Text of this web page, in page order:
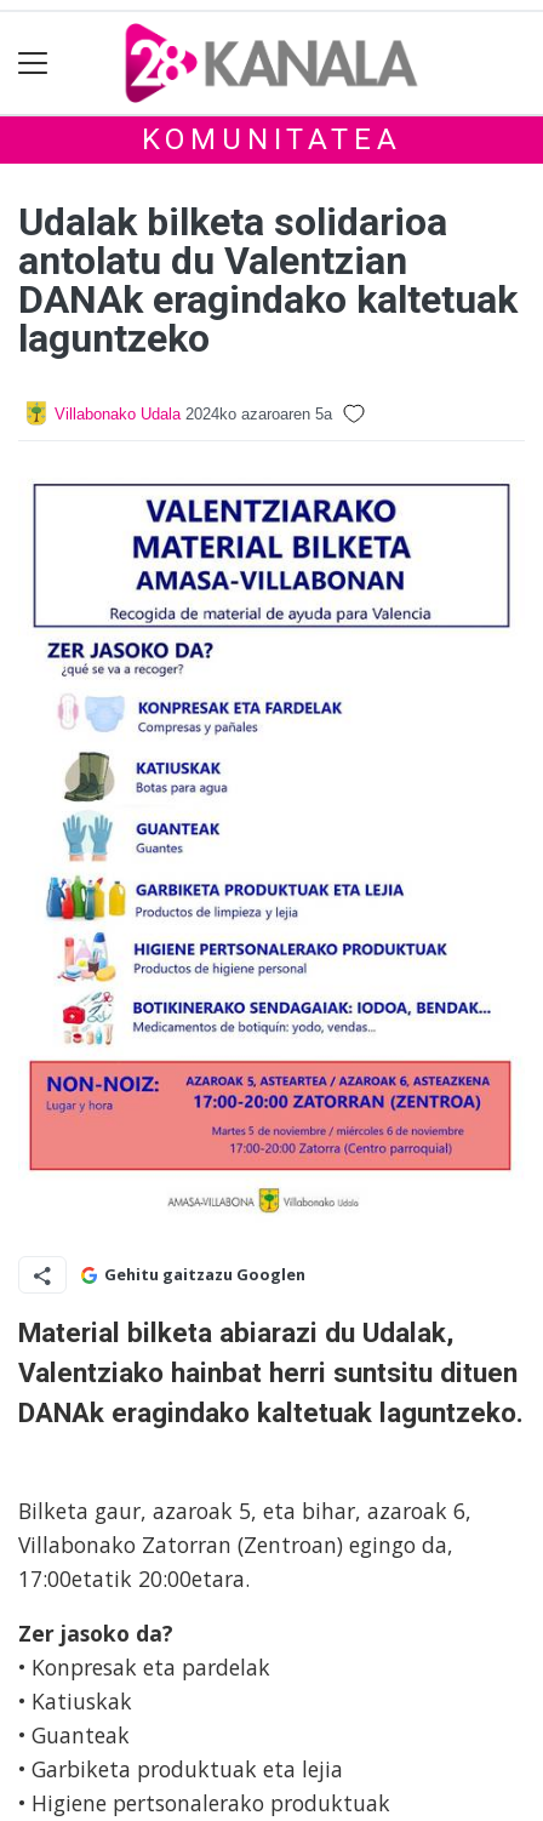
KOMUNITATEA
Udalak bilketa solidarioa
antolatu du Valentzian
DANAk eragindako kaltetuak
laguntzeko
Villabonako Udala 2024ko azaroaren 5a
Gehitu gaitzazu Googlen
Material bilketa abiarazi du Udalak,
Valentziako hainbat herri suntsitu dituen
DANAk eragindako kaltetuak laguntzeko.
Bilketa gaur, azaroak 5, eta bihar, azaroak 6,
Villabonako Zatorran (Zentroan) egingo da,
17:00etatik 20:00etara.
Zer jasoko da?
• Konpresak eta pardelak
• Katiuskak
• Guanteak
• Garbiketa produktuak eta lejia
• Higiene pertsonalerako produktuak